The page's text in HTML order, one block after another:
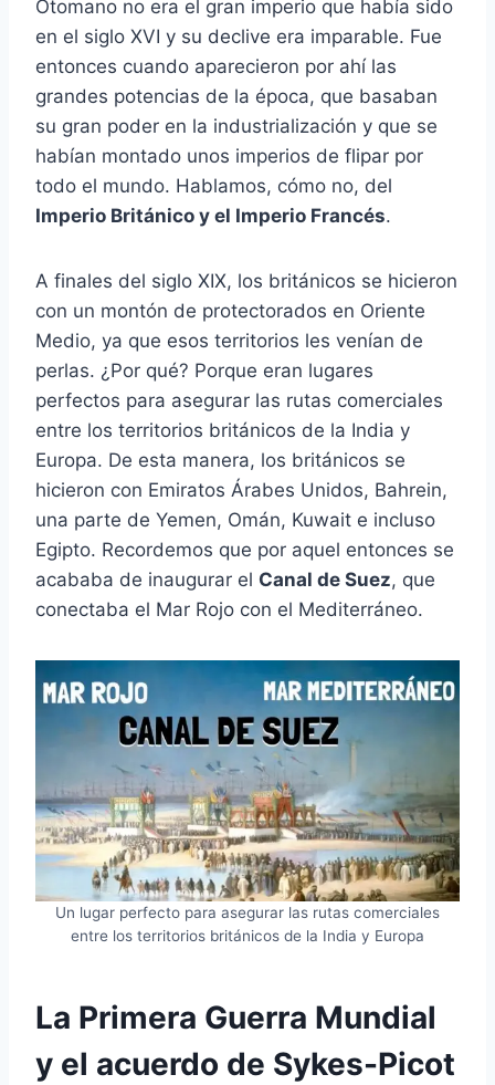
Otomano no era el gran imperio que había sido
en el siglo XVI y su declive era imparable. Fue
entonces cuando aparecieron por ahí las
grandes potencias de la época, que basaban
su gran poder en la industrialización y que se
habían montado unos imperios de flipar por
todo el mundo. Hablamos, cómo no, del
Imperio Británico y el Imperio Francés.
A finales del siglo XIX, los británicos se hicieron
con un montón de protectorados en Oriente
Medio, ya que esos territorios les venían de
perlas. ¿Por qué? Porque eran lugares
perfectos para asegurar las rutas comerciales
entre los territorios británicos de la India y
Europa. De esta manera, los británicos se
hicieron con Emiratos Árabes Unidos, Bahrein,
una parte de Yemen, Omán, Kuwait e incluso
Egipto. Recordemos que por aquel entonces se
acababa de inaugurar el Canal de Suez, que
conectaba el Mar Rojo con el Mediterráneo.
Un lugar perfecto para asegurar las rutas comerciales
entre los territorios británicos de la India y Europa
La Primera Guerra Mundial
y el acuerdo de Sykes-Picot